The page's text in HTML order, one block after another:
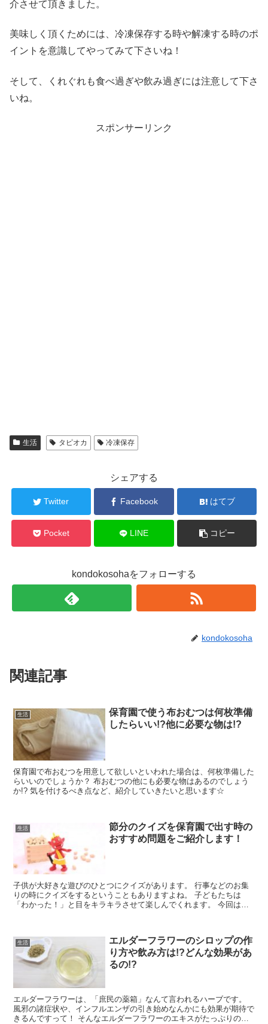
介させて頂きました。
美味しく頂くためには、冷凍保存する時や解凍する時のポ
イントを意識してやってみて下さいね！
そして、くれぐれも食べ過ぎや飲み過ぎには注意して下さ
いね。
スポンサーリンク
生活 タピオカ 冷凍保存
シェアする
Twitter Facebook はてブ
Pocket LINE コピー
kondokosohaをフォローする
kondokosoha
関連記事
生活
保育園で使う布おむつは何枚準備
したらいい!?他に必要な物は!?
保育園で布おむつを用意して欲しいといわれた場合は、何枚準備した
らいいのでしょうか？ 布おむつの他にも必要な物はあるのでしょう
か!? 気を付けるべき点など、紹介していきたいと思います☆
生活
節分のクイズを保育園で出す時の
おすすめ問題をご紹介します！
子供が大好きな遊びのひとつにクイズがあります。 行事などのお集
りの時にクイズをするということもありますよね。 子どもたちは
「わかった！」と目をキラキラさせて楽しんでくれます。 今回は節
分の由来にちなんだ、少し賢くなれるおすすめクイズをご紹介しま
す！
生活
エルダーフラワーのシロップの作
り方や飲み方は!?どんな効果があ
るの!?
エルダーフラワーは、「庶民の薬箱」なんて言われるハーブです。
風邪の諸症状や、インフルエンザの引き始めなんかにも効果が期待で
きるんですって！ そんなエルダーフラワーのエキスがたっぷりのシ